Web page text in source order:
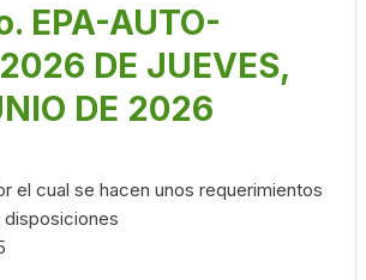
EPA-AUTO-
DE JUEVES,
DE 2026
el cual se hacen unos requerimientos